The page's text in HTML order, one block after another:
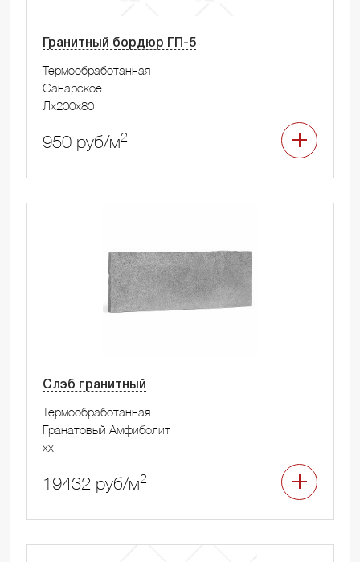
Гранитный бордюр ГП-5
Термообработанная
Санарское
Лx200x80
950 руб/м2
Слэб гранитный
Термообработанная
Гранатовый Амфиболит
xx
19432 руб/м2